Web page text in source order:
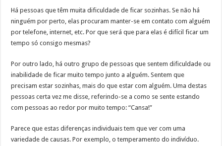
Há pessoas que têm muita dificuldade de ficar sozinhas. Se não há
ninguém por perto, elas procuram manter-se em contato com alguém
por telefone, internet, etc. Por que será que para elas é difícil ficar um
tempo só consigo mesmas?
Por outro lado, há outro grupo de pessoas que sentem dificuldade ou
inabilidade de ficar muito tempo junto a alguém. Sentem que
precisam estar sozinhas, mais do que estar com alguém. Uma destas
pessoas certa vez me disse, referindo-se a como se sente estando
com pessoas ao redor por muito tempo: “Cansa!”
Parece que estas diferenças individuais tem que ver com uma
variedade de causas. Por exemplo, o temperamento do indivíduo.